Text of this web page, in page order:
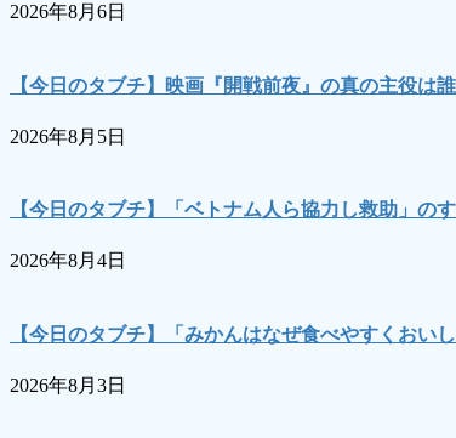
2026年8月6日
【今日のタブチ】映画『開戦前夜』の真の主役
2026年8月5日
【今日のタブチ】「ベトナム人ら協力し救助」
2026年8月4日
【今日のタブチ】「みかんはなぜ食べやすくお
2026年8月3日